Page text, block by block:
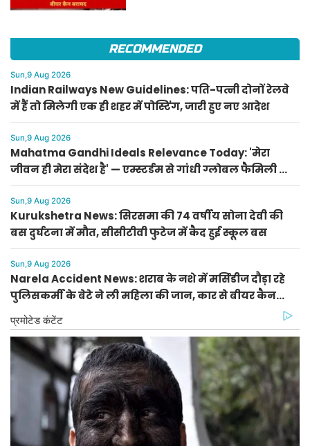
RECOMMENDED
Sun,9 Aug 2026
Indian Railways New Guidelines: पति-पत्नी दोनों रेलवे
में हैं तो मिलेगी एक ही शहर में पोस्टिंग, जारी हुए नए आदेश
Sun,9 Aug 2026
Mahatma Gandhi Ideals Relevance Today: 'मेरा
जीवन ही मेरा संदेश है' — एम्स्टर्डम से गांधी ग्लोबल फैमिली का
दुनिया को शांति संदेश
Sun,9 Aug 2026
Kurukshetra News: सिरसमा की 74 वर्षीय सोना देवी की
बस दुर्घटना में मौत, सीसीटीवी फुटेज में कैद हुई स्कूल बस
Sun,9 Aug 2026
Narela Accident News: शराब के नशे में मर्सिडीज दौड़ा रहे
पुलिसकर्मी के बेटे ने ली महिला की जान, कार से बीयर कैन
बरामद